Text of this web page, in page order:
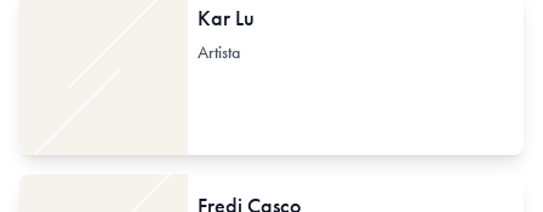
Kar Lu
Artista
Fredi Casco